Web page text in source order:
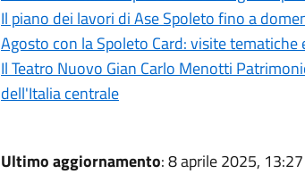
Il piano dei lavori di Ase Spoleto fino a
Agosto con la Spoleto Card: visite
Il Teatro Nuovo Gian Carlo Menotti
dell'Italia centrale
Ultimo aggiornamento: 8 aprile 2025, 13:27